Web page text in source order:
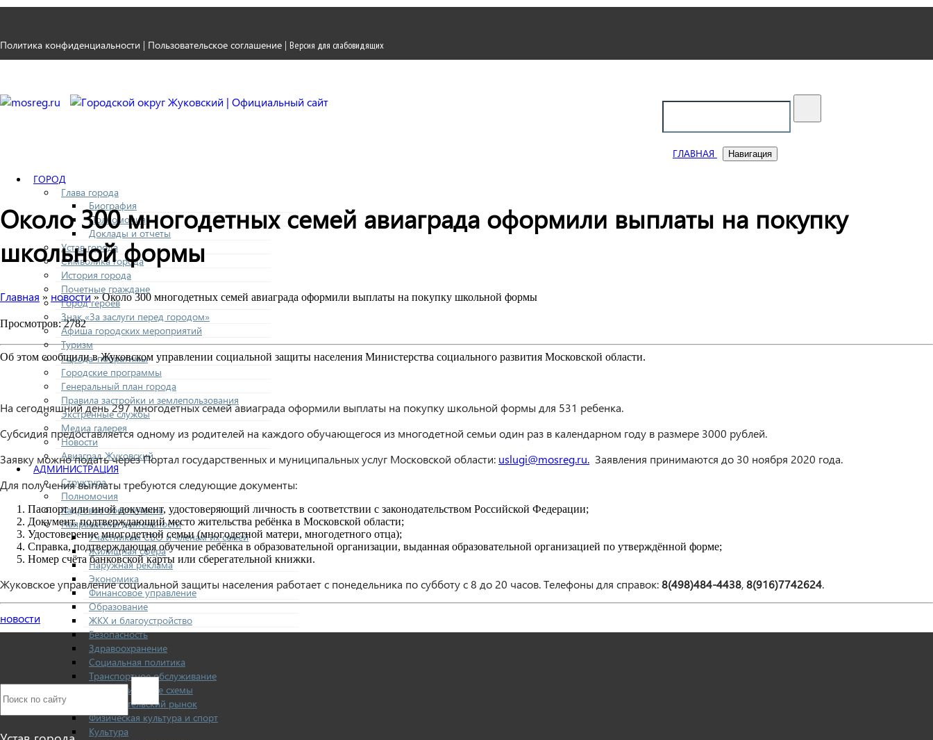
Политика конфиденциальности | Пользовательское соглашение | Версия для слабовидящих
ГЛАВНАЯ Навигация
ГОРОД
Глава города
Биография
Полномочия
Доклады и отчеты
Устав города
Символика города
История города
Почетные граждане
Город героев
Знак «За заслуги перед городом»
Афиша городских мероприятий
Туризм
Города-побратимы
Городские программы
Генеральный план города
Правила застройки и землепользования
Экстренные службы
Медиа галерея
Новости
Авиаград Жуковский
АДМИНИСТРАЦИЯ
Структура
Полномочия
Кадровое обеспечение
Направления деятельности
Участникам СВО и членам их семей
Жилищная сфера
Наружная реклама
Экономика
Финансовое управление
Образование
ЖКХ и благоустройство
Безопасность
Здравоохранение
Социальная политика
Транспортное обслуживание
Технологические схемы
Потребительский рынок
Физическая культура и спорт
Культура
Около 300 многодетных семей авиаграда оформили выплаты на покупку
школьной формы
Главная » новости» Около 300 многодетных семей авиаграда оформили выплаты на покупку школьной формы
Просмотров: 2782
Об этом сообщили в Жуковском управлении социальной защиты населения Министерства социального развития Московской области.
На сегодняшний день 297 многодетных семей авиаграда оформили выплаты на покупку школьной формы для 531 ребенка.
Субсидия предоставляется одному из родителей на каждого обучающегося из многодетной семьи один раз в календарном году в размере 3000 рублей.
Заявку можно подать через Портал государственных и муниципальных услуг Московской области: uslugi@mosreg.ru. Заявления принимаются до 30 ноября 2020 года.
Для получения выплаты требуются следующие документы:
Паспорт или иной документ, удостоверяющий личность в соответствии с законодательством Российской Федерации;
Документ, подтверждающий место жительства ребёнка в Московской области;
Удостоверение многодетной семьи (многодетной матери, многодетного отца);
Справка, подтверждающая обучение ребёнка в образовательной организации, выданная образовательной организацией по утверждённой форме;
Номер счёта банковской карты или сберегательной книжки.
Жуковское управление социальной защиты населения работает с понедельника по субботу с 8 до 20 часов. Телефоны для справок:8(498)484-4438,8(916)7742624.
новости